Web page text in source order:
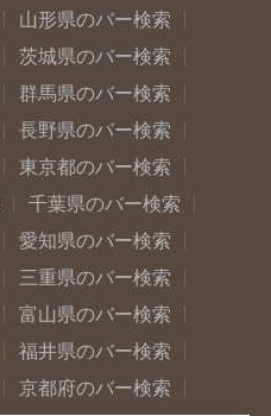
山形県のバー検索
茨城県のバー検索
群馬県のバー検索
長野県のバー検索
東京都のバー検索
千葉県のバー検索
愛知県のバー検索
三重県のバー検索
富山県のバー検索
福井県のバー検索
京都府のバー検索